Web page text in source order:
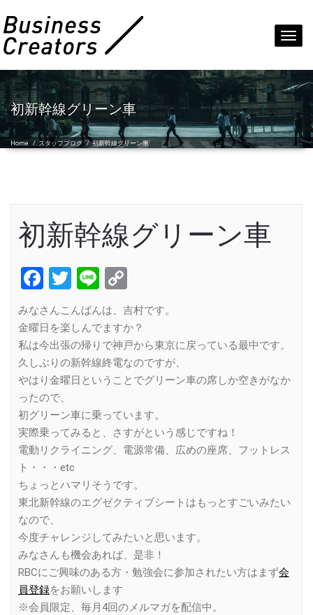
初新幹線グリーン車
Home / スタッフブログ /初新幹線グリーン車
初新幹線グリーン車
Facebook
Twitter
Line
Link
みなさんこんばんは、吉村です。
金曜日を楽しんでますか？
私は今出張の帰りで神戸から東京に戻っている最中です。
久しぶりの新幹線終電なのですが、
やはり金曜日ということでグリーン車の席しか空きがなか
ったので、
初グリーン車に乗っています。
実際乗ってみると、さすがという感じですね！
電動リクライニング、電源常備、広めの座席、フットレス
ト・・・etc
ちょっとハマリそうです。
東北新幹線のエグゼクティブシートはもっとすごいみたい
なので、
今度チャレンジしてみたいと思います。
みなさんも機会あれば、是非！
RBCにご興味のある方・勉強会に参加されたい方はまず会
員登録をお願いします
※会員限定、毎月4回のメルマガを配信中。